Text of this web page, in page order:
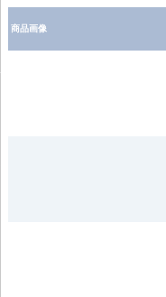
商品画像